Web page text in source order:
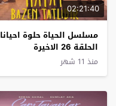
02:21:40
مسلسل الحياة حلوة احيانا
الحلقة 26 الاخيرة
منذ 11 شهر